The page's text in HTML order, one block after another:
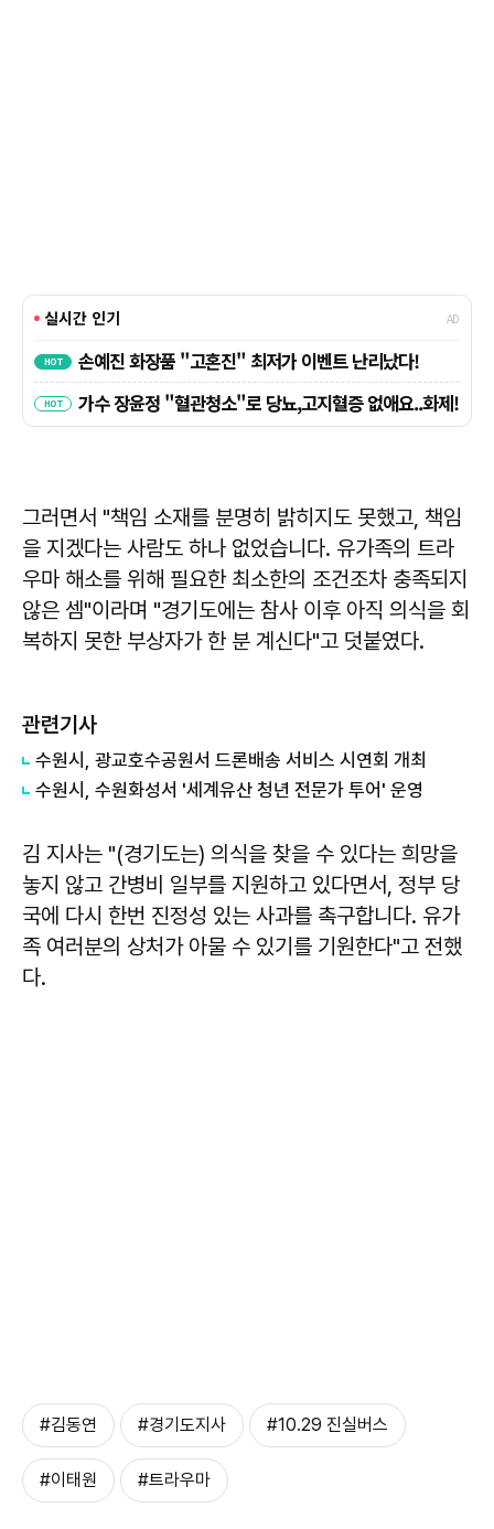
그러면서 "책임 소재를 분명히 밝히지도 못했고, 책임
을 지겠다는 사람도 하나 없었습니다. 유가족의 트라
우마 해소를 위해 필요한 최소한의 조건조차 충족되지
않은 셈"이라며 "경기도에는 참사 이후 아직 의식을 회
복하지 못한 부상자가 한 분 계신다"고 덧붙였다.
관련기사
수원시, 광교호수공원서 드론배송 서비스 시연회 개최
수원시, 수원화성서 '세계유산 청년 전문가 투어' 운영
김 지사는 "(경기도는) 의식을 찾을 수 있다는 희망을
놓지 않고 간병비 일부를 지원하고 있다면서, 정부 당
국에 다시 한번 진정성 있는 사과를 촉구합니다. 유가
족 여러분의 상처가 아물 수 있기를 기원한다"고 전했
다.
#김동연 #경기도지사 #10.29 진실버스
#이태원 #트라우마